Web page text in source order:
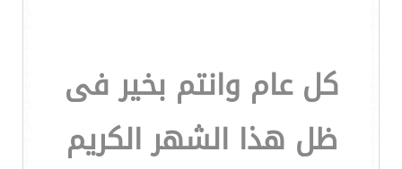
كل عام وانتم بخير فى
ظل هذا الشهر الكريم